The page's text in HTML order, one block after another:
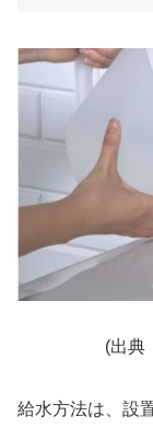
(出典
給水方法は、設